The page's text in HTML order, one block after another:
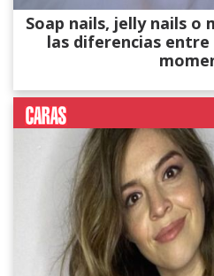
Soap nails, jelly nails o
las diferencias entre